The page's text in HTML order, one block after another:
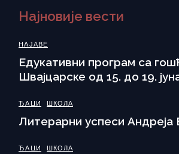
Најновије вести
НАЈАВЕ
Eдукативни програм са
Швајцарске од 15. до 19.
ЂАЦИ ШКОЛА
Литерарни успеси Андреја
ЂАЦИ ШКОЛА